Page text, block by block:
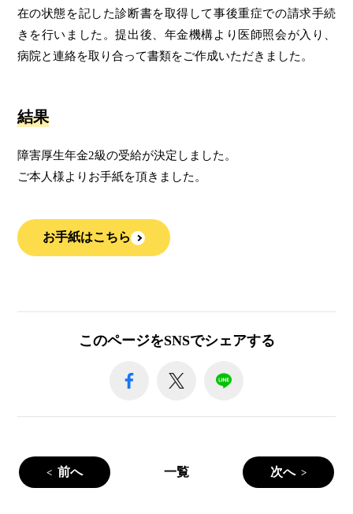
在の状態を記した診断書を取得して事後重症での請求手続
きを行いました。提出後、年金機構より医師照会が入り、
病院と連絡を取り合って書類をご作成いただきました。
結果
障害厚生年金2級の受給が決定しました。
ご本人様よりお手紙を頂きました。
お手紙はこちら
このページをSNSでシェアする
前へ 一覧 次へ